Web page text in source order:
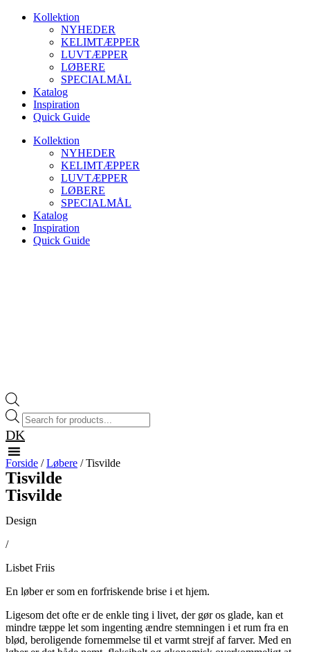
VidereKollektion
NYHEDER
KELIMTÆPPER
LUVTÆPPER
LØBERE
SPECIALMÅL
Katalog
Inspiration
Quick Guide
Kollektion
NYHEDER
KELIMTÆPPER
LUVTÆPPER
LØBERE
SPECIALMÅL
Katalog
Inspiration
Quick Guide
Products
search
DK
Forside /Løbere / Tisvilde
Tisvilde
Tisvilde
Design
/
Lisbet Friis
En løber er som en forfriskende brise i et hjem.
Ligesom det ofte er de enkle ting i livet, der gør os glade, kan et
mindre tæppe let som ingenting ændre stemningen i et rum fra en
blød, beroligende fornemmelse til et varmt strejf af farver. Med en